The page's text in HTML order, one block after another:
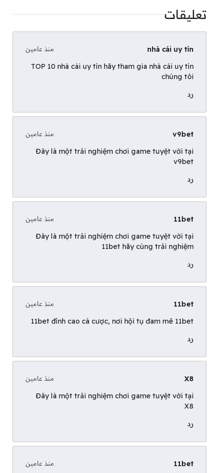
تعليقات
nhà cái uy tín منذ عامين
TOP 10 nhà cái uy tín hãy tham gia nhà cái uy tín
chúng tôi
رد
v9bet منذ عامين
Đây là một trải nghiệm chơi game tuyệt vời tại
v9bet
رد
11bet منذ عامين
Đây là một trải nghiệm chơi game tuyệt vời tại
11bet hãy cùng trải nghiệm
رد
11bet منذ عامين
11bet đỉnh cao cá cược, nơi hội tụ đam mê 11bet
رد
X8 منذ عامين
Đây là một trải nghiệm chơi game tuyệt vời tại
X8
رد
11bet منذ عامين